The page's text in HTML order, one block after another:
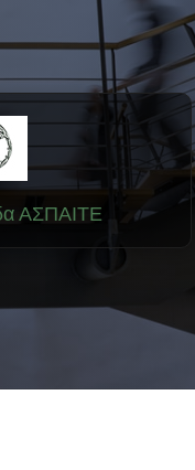
ΑΣΠΑΙΤΕ